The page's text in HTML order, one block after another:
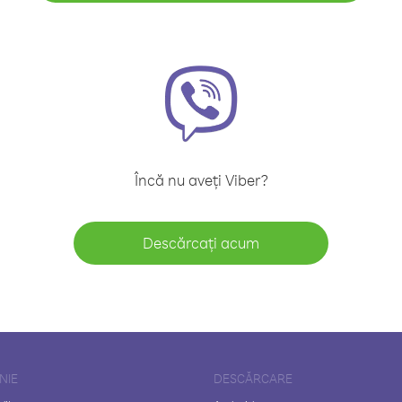
Încă nu aveți Viber?
Descărcați acum
DESCĂRCARE